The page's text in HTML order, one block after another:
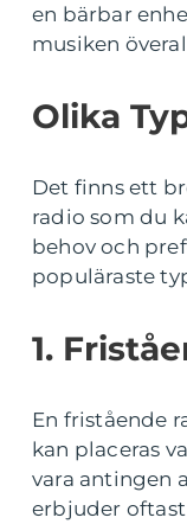
en bärbar
musiken
Olika
Det finns ett
radio som du
behov och
populäraste
1.
En fristående
kan placeras
vara antingen
erbjuder